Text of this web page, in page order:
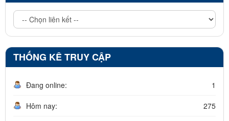
THỐNG KÊ TRUY CẬP
Đang online: 1
Hôm nay: 275